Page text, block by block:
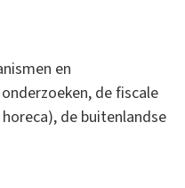
en
de fiscale
de buitenlandse